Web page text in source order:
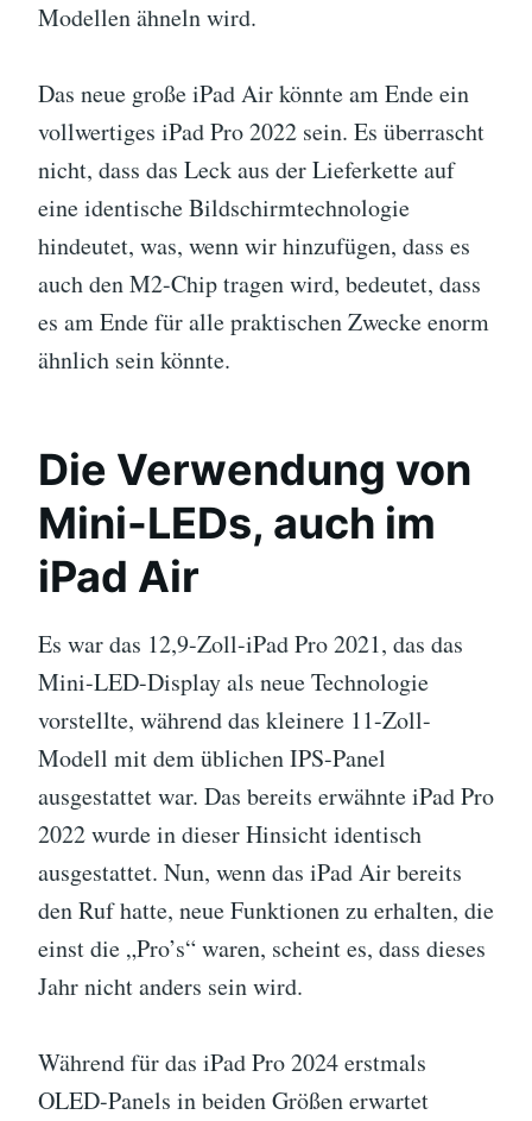
Modellen ähneln wird.
Das neue große iPad Air könnte am Ende ein
vollwertiges iPad Pro 2022 sein. Es überrascht
nicht, dass das Leck aus der Lieferkette auf
eine identische Bildschirmtechnologie
hindeutet, was, wenn wir hinzufügen, dass es
auch den M2-Chip tragen wird, bedeutet, dass
es am Ende für alle praktischen Zwecke enorm
ähnlich sein könnte.
Die Verwendung von
Mini-LEDs, auch im
iPad Air
Es war das 12,9-Zoll-iPad Pro 2021, das das
Mini-LED-Display als neue Technologie
vorstellte, während das kleinere 11-Zoll-
Modell mit dem üblichen IPS-Panel
ausgestattet war. Das bereits erwähnte iPad Pro
2022 wurde in dieser Hinsicht identisch
ausgestattet. Nun, wenn das iPad Air bereits
den Ruf hatte, neue Funktionen zu erhalten, die
einst die „Pro’s“ waren, scheint es, dass dieses
Jahr nicht anders sein wird.
Während für das iPad Pro 2024 erstmals
OLED-Panels in beiden Größen erwartet